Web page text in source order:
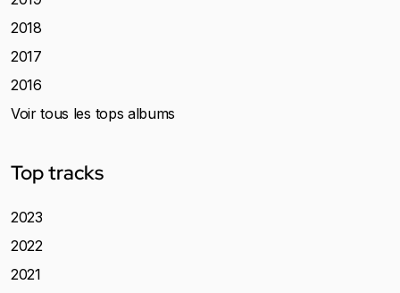
2018
2017
2016
Voir tous les tops albums
Top tracks
2023
2022
2021